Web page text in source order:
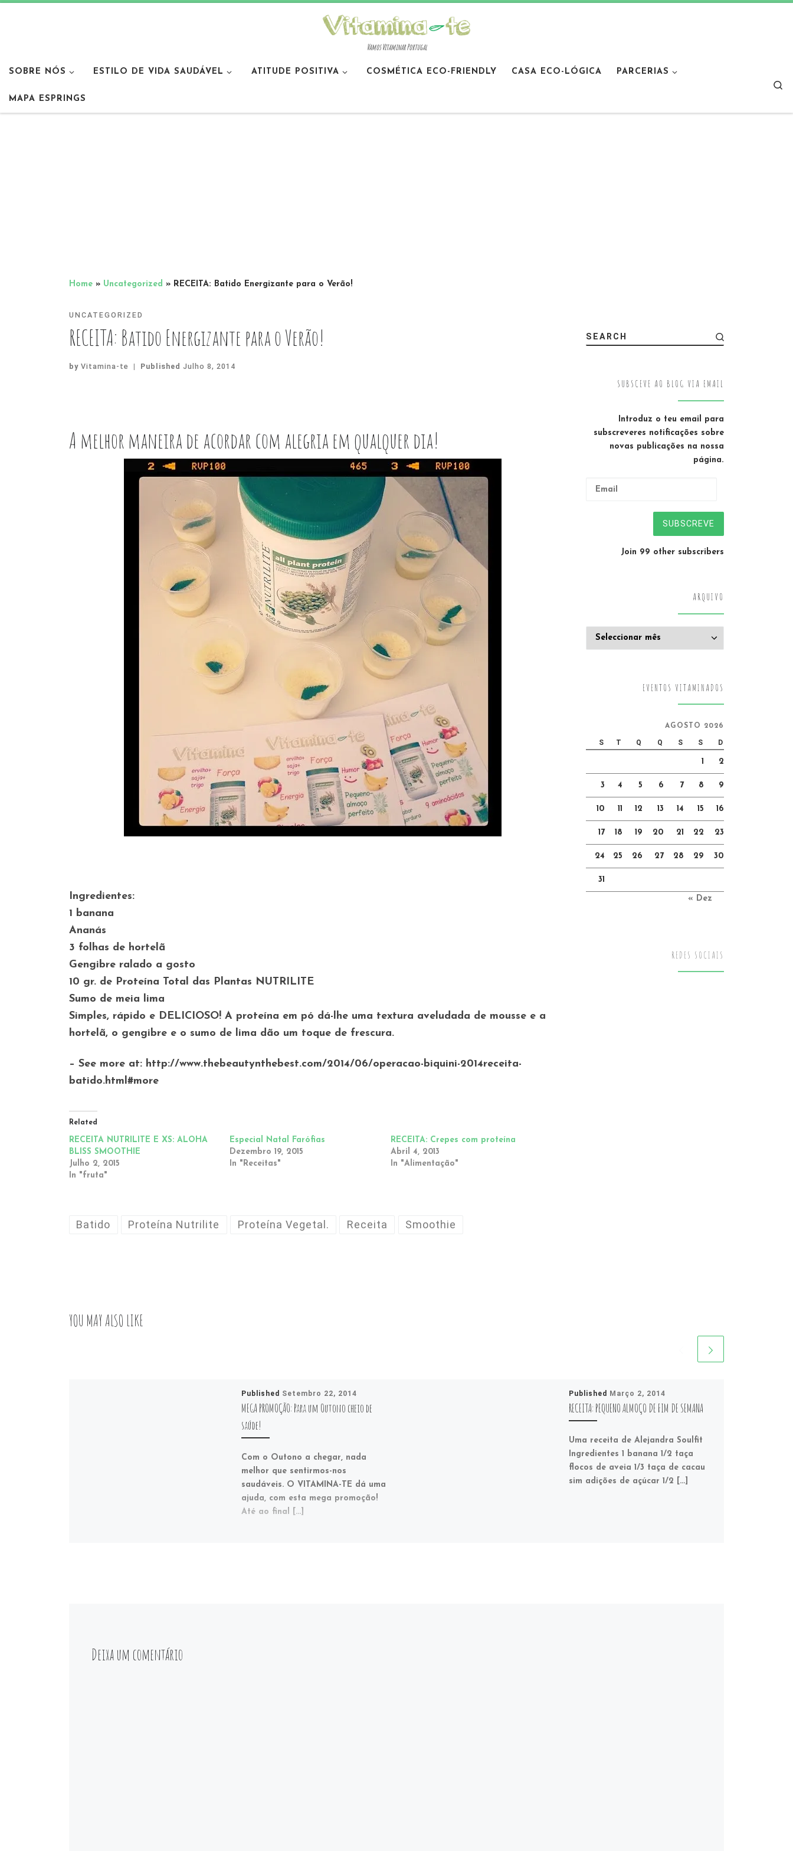
Vamos Vitaminar Portugal
SOBRE NÓS ESTILO DE VIDA SAUDÁVEL ATITUDE POSITIVA COSMÉTICA ECO-FRIENDLY CASA ECO-LÓGICA PARCERIAS
MAPA ESPRINGS
Home » Uncategorized » RECEITA: Batido Energizante para o Verão!
UNCATEGORIZED
RECEITA: Batido Energizante para o Verão!
by Vitamina-te | Published Julho 8, 2014
A melhor maneira de acordar com alegria em qualquer dia!
Ingredientes:
1 banana
Ananás
3 folhas de hortelã
Gengibre ralado a gosto
10 gr. de Proteína Total das Plantas NUTRILITE
Sumo de meia lima
Simples, rápido e DELICIOSO! A proteína em pó dá-lhe uma textura aveludada de mousse e a
hortelã, o gengibre e o sumo de lima dão um toque de frescura.
– See more at: http://www.thebeautynthebest.com/2014/06/operacao-biquini-2014receita-
batido.html#more
Related
RECEITA NUTRILITE E XS: ALOHA
BLISS SMOOTHIE
Julho 2, 2015
In "fruta"
Especial Natal Farófias
Dezembro 19, 2015
In "Receitas"
RECEITA: Crepes com proteína
Abril 4, 2013
In "Alimentação"
Batido Proteína Nutrilite Proteína Vegetal. Receita Smoothie
YOU MAY ALSO LIKE
Published Setembro 22, 2014
MEGA PROMOÇÃO: Para um Outono cheio de
saúde!
Com o Outono a chegar, nada
melhor que sentirmos-nos
saudáveis. O VITAMINA-TE dá uma
ajuda, com esta mega promoção!
Até ao final […]
Published Março 2, 2014
RECEITA: PEQUENO ALMOÇO DE FIM DE SEMANA
Uma receita de Alejandra Soulfit
Ingredientes 1 banana 1/2 taça
flocos de aveia 1/3 taça de cacau
sim adições de açúcar 1/2 […]
Deixa um comentário
SEARCH
SUBSCEVE AO BLOG VIA EMAIL
Introduz o teu email para
subscreveres notificações sobre
novas publicações na nossa
página.
SUBSCREVE
Join 99 other subscribers
ARQUIVO
EVENTOS VITAMINADOS
AGOSTO 2026
S T Q Q S S D
1 2
3 4 5 6 7 8 9
10 11 12 13 14 15 16
17 18 19 20 21 22 23
24 25 26 27 28 29 30
31
« Dez
REDES SOCIAIS